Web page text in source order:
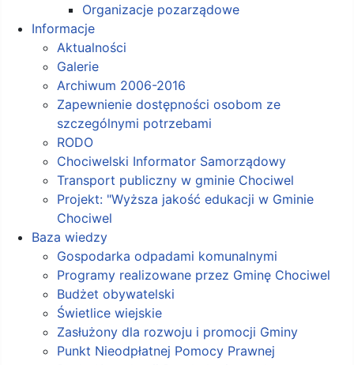
Organizacje pozarządowe
Informacje
Aktualności
Galerie
Archiwum 2006-2016
Zapewnienie dostępności osobom ze
szczególnymi potrzebami
RODO
Chociwelski Informator Samorządowy
Transport publiczny w gminie Chociwel
Projekt: "Wyższa jakość edukacji w Gminie
Chociwel
Baza wiedzy
Gospodarka odpadami komunalnymi
Programy realizowane przez Gminę Chociwel
Budżet obywatelski
Świetlice wiejskie
Zasłużony dla rozwoju i promocji Gminy
Punkt Nieodpłatnej Pomocy Prawnej